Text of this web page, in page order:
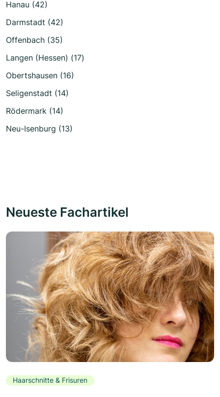
Hanau (42)
Darmstadt (42)
Offenbach (35)
Langen (Hessen) (17)
Obertshausen (16)
Seligenstadt (14)
Rödermark (14)
Neu-Isenburg (13)
Neueste Fachartikel
Haarschnitte & Frisuren